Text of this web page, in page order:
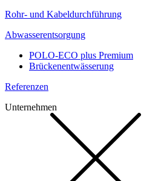
Rohr- und Kabeldurchführung
Abwasserentsorgung
POLO-ECO plus Premium
Brückenentwässerung
Referenzen
Unternehmen